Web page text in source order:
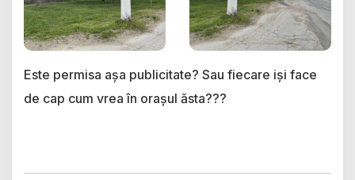
Este permisa așa publicitate? Sau fiecare iși face
de cap cum vrea în orașul ăsta???